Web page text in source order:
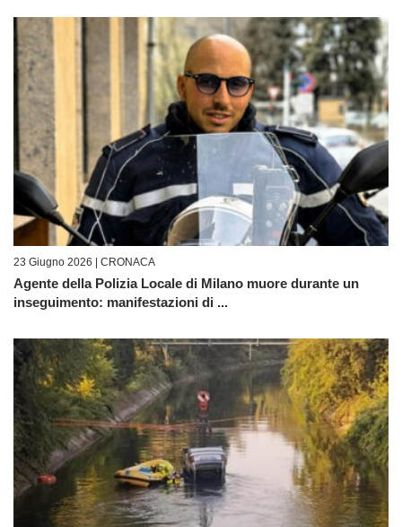
23 Giugno 2026 | CRONACA
Agente della Polizia Locale di Milano muore durante un
inseguimento: manifestazioni di ...